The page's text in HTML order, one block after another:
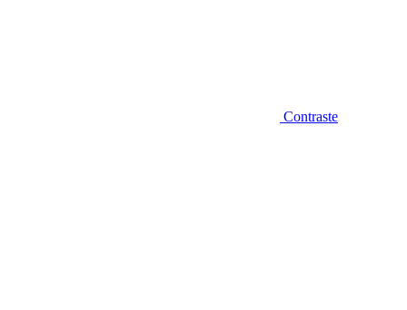
Contraste